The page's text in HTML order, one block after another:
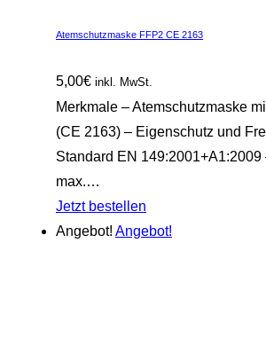
Atemschutzmaske FFP2 CE 2163
5,00€ inkl. MwSt.
Merkmale – Atemschutzmaske
(CE 2163) – Eigenschutz und
Standard EN
max.…
Jetzt bestellen
Angebot! Angebot!